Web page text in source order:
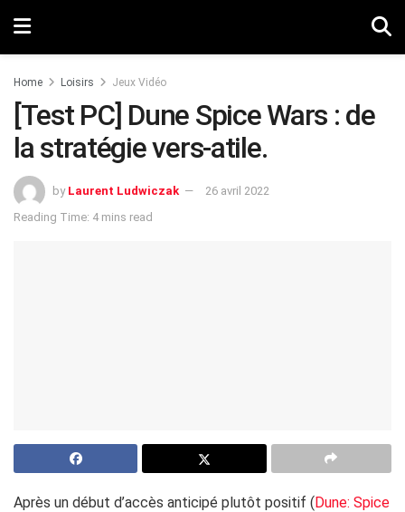
Home Loisirs Jeux Vidéo
[Test PC] Dune Spice Wars : de
la stratégie vers-atile.
by Laurent Ludwiczak
26 avril 2022
Reading Time: 4 mins read
Après un début d’accès anticipé plutôt positif (Dune: Spice